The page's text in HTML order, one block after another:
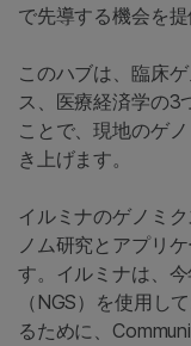
で先導する機会を
このハブは、臨床
ス、医療経済学の3
ことで、現地のゲ
き上げます。
イルミナのゲノミ
ノム研究とアプリ
す。イルミナは、
（NGS）を使用し
るために、